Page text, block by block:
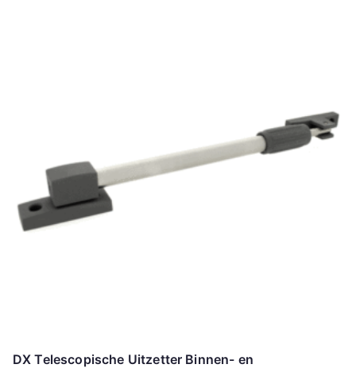
DX Telescopische Uitzetter Binnen- en